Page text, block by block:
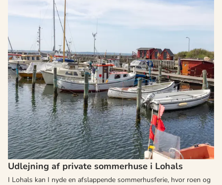
Udlejning af private sommerhuse i Lohals
I Lohals kan I nyde en afslappende sommerhusferie, hvor roen og